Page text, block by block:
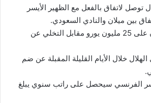
توصل لاتفاق بالفعل مع الظهير الأيسر
بين ميلان والنادي السعودي.
وسوف يحصل ميلان على 25 مليون يورو مقابل التخلي عن
خلال الأيام القليلة المقبلة عن ضم
الفرنسي سيحصل على راتب سنوي يبلغ